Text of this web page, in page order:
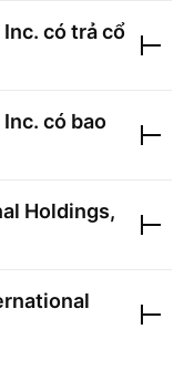
có trả cổ
có bao
Holdings,